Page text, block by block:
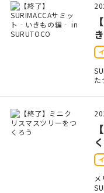
台湾グッズ
おすすめ特集
読みもの
イベント・ワークショッ
た